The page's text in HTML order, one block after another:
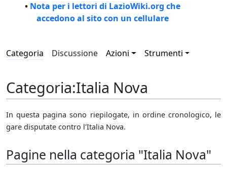
• Nota per i lettori di LazioWiki.org che
accedono al sito con un cellulare
Categoria Discussione Azioni Strumenti
Categoria:Italia Nova
In questa pagina sono riepilogate, in ordine cronologico, le
gare disputate contro l'Italia Nova.
Pagine nella categoria "Italia Nova"